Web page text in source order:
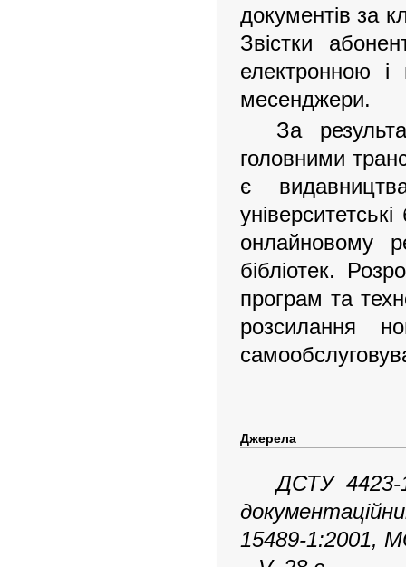
документів за
Звістки
електронною і
месенджери.
За
головними
є
онлайновому
бібліотек.
програм та
розсилання
Джерела
ДСТУ 4423-
15489-1:2001,